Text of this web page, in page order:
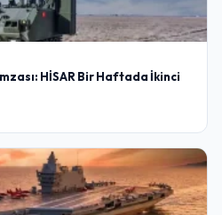
HİSAR Bir Haftada İkinci